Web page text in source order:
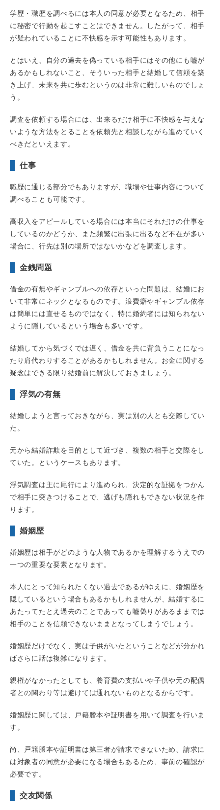
学歴・職歴を調べるには本人の同意が必要となるため、相手
に秘密で行動を起こすことはできません。したがって、相手
が疑われていることに不快感を示す可能性もあります。
とはいえ、自分の過去を偽っている相手にはその他にも嘘が
あるかもしれないこと、そういった相手と結婚して信頼を築
き上げ、未来を共に歩むというのは非常に難しいものでしょ
う。
調査を依頼する場合には、出来るだけ相手に不快感を与えな
いような方法をとることを依頼先と相談しながら進めていく
べきだといえます。
仕事
職歴に通じる部分でもありますが、職場や仕事内容について
調べることも可能です。
高収入をアピールしている場合には本当にそれだけの仕事を
しているのかどうか、また頻繁に出張に出るなど不在が多い
場合に、行先は別の場所ではないかなどを調査します。
金銭問題
借金の有無やギャンブルへの依存といった問題は、結婚にお
いて非常にネックとなるものです。浪費癖やギャンブル依存
は簡単には直せるものではなく、特に婚約者には知られない
ように隠しているという場合も多いです。
結婚してから気づくでは遅く、借金を共に背負うことになっ
たり肩代わりすることがあるかもしれません。お金に関する
疑念はできる限り結婚前に解決しておきましょう。
浮気の有無
結婚しようと言っておきながら、実は別の人とも交際してい
た。
元から結婚詐欺を目的として近づき、複数の相手と交際をし
ていた。というケースもあります。
浮気調査は主に尾行により進められ、決定的な証拠をつかん
で相手に突きつけることで、逃げも隠れもできない状況を作
ります。
婚姻歴
婚姻歴は相手がどのような人物であるかを理解するうえでの
一つの重要な要素となります。
本人にとって知られたくない過去であるがゆえに、婚姻歴を
隠しているという場合もあるかもしれませんが、結婚するに
あたってたとえ過去のことであっても嘘偽りがあるままでは
相手のことを信頼できないままとなってしまうでしょう。
婚姻歴だけでなく、実は子供がいたということなどが分かれ
ばさらに話は複雑になります。
親権がなかったとしても、養育費の支払いや子供や元の配偶
者との関わり等は避けては通れないものとなるからです。
婚姻歴に関しては、戸籍謄本や証明書を用いて調査を行いま
す。
尚、戸籍謄本や証明書は第三者が請求できないため、請求に
は対象者の同意が必要になる場合もあるため、事前の確認が
必要です。
交友関係